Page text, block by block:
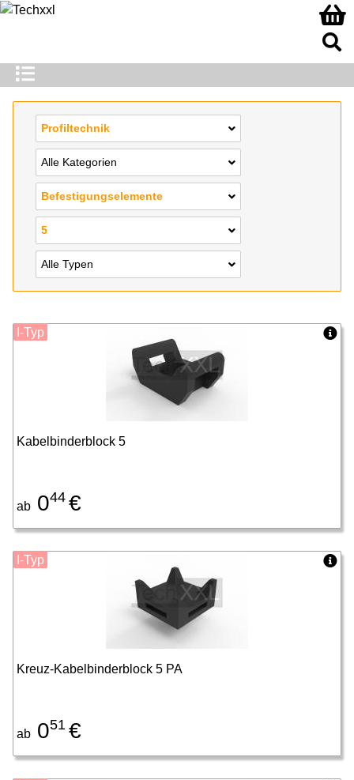
Profiltechnik
Alle Kategorien
Befestigungselemente
5
Alle Typen
Kabelbinderblock 5
ab 044 €
I-Typ
Kreuz-Kabelbinderblock 5 PA
ab 051 €
I-Typ